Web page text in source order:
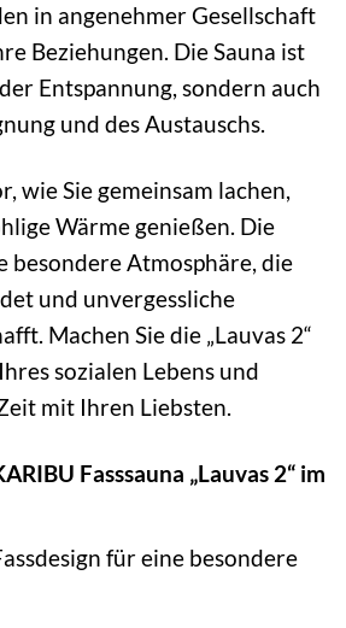
in angenehmer Gesellschaft
Beziehungen. Die Sauna ist
Entspannung, sondern auch
und des Austauschs.
wie Sie gemeinsam lachen,
Wärme genießen. Die
besondere Atmosphäre, die
und unvergessliche
Machen Sie die „Lauvas 2“
sozialen Lebens und
mit Ihren Liebsten.
Fasssauna „Lauvas 2“ im
für eine besondere